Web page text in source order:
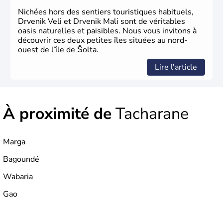
Nichées hors des sentiers touristiques habituels,
Drvenik Veli et Drvenik Mali sont de véritables
oasis naturelles et paisibles. Nous vous invitons à
découvrir ces deux petites îles situées au nord-
ouest de l’île de Šolta.
Lire l'article
À proximité deTacharane
Marga
Bagoundé
Wabaria
Gao